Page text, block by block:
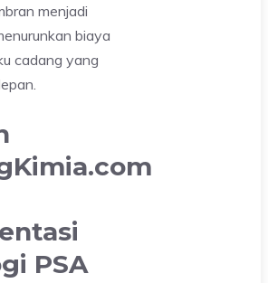
menjadi
biaya
cadang yang
PSA